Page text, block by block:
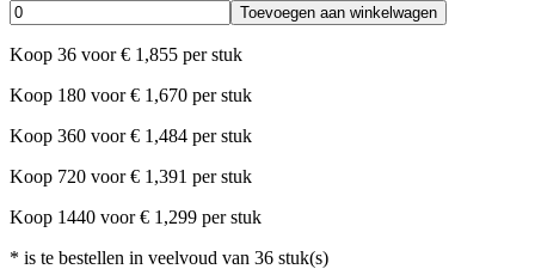
Toevoegen aan winkelwagen
Koop 36 voor € 1,855 per stuk
Koop 180 voor € 1,670 per stuk
Koop 360 voor € 1,484 per stuk
Koop 720 voor € 1,391 per stuk
Koop 1440 voor € 1,299 per stuk
* is te bestellen in veelvoud van 36 stuk(s)